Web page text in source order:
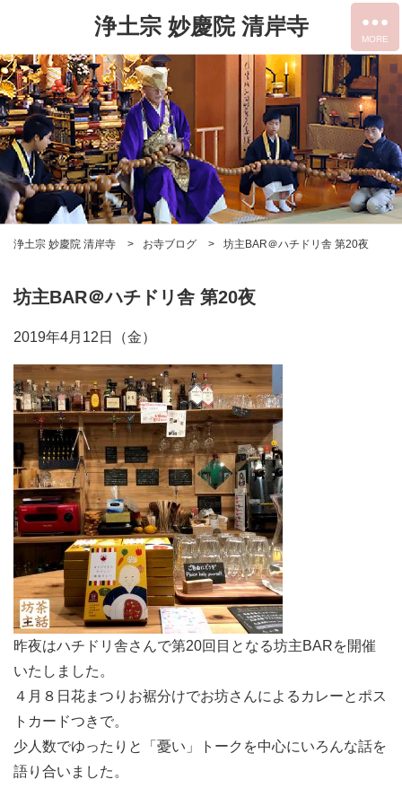
浄土宗 妙慶院 清岸寺
浄土宗 妙慶院 清岸寺 お寺ブログ 坊主BAR＠ハチドリ舎 第20夜
坊主BAR＠ハチドリ舎 第20夜
2019年4月12日（金）
昨夜はハチドリ舎さんで第20回目となる坊主BARを開催
いたしました。
４月８日花まつりお裾分けでお坊さんによるカレーとポス
トカードつきで。
少人数でゆったりと「憂い」トークを中心にいろんな話を
語り合いました。